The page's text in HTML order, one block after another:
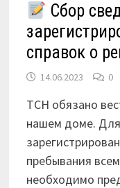
Сбор
справок о
14.06.2023 0
ТСН обязано
нашем доме.
пребывания
необходимо